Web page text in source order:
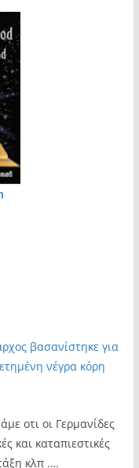
βασανίστηκε για
νέγρα κόρη
οτι οι Γερμανίδες
και καταπιεστικές
κλπ .…